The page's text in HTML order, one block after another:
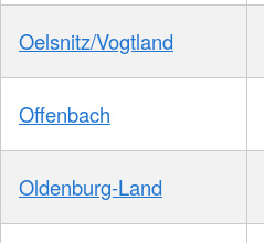
Oelsnitz/Vogtland
Offenbach
Oldenburg-Land